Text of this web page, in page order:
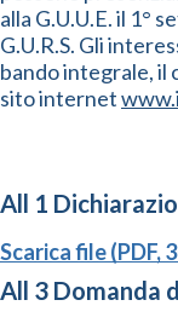
alla G.U.U.E. il 1°
G.U.R.S. Gli
bando integrale, il
sito internet
All 1
Scarica file (PDF,
All 3 Domanda